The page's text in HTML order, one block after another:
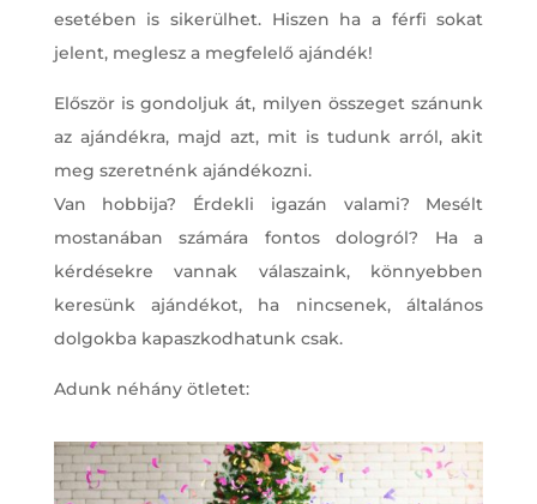
esetében is sikerülhet. Hiszen ha a férfi sokat
jelent, meglesz a megfelelő ajándék!
Először is gondoljuk át, milyen összeget szánunk
az ajándékra, majd azt, mit is tudunk arról, akit
meg szeretnénk ajándékozni.
Van hobbija? Érdekli igazán valami? Mesélt
mostanában számára fontos dologról? Ha a
kérdésekre vannak válaszaink, könnyebben
keresünk ajándékot, ha nincsenek, általános
dolgokba kapaszkodhatunk csak.
Adunk néhány ötletet: